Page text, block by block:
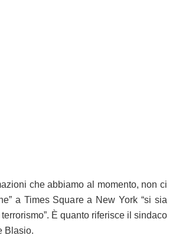
che abbiamo al momento, non ci
a Times Square a New York “si sia
È quanto riferisce il sindaco
Blasio.